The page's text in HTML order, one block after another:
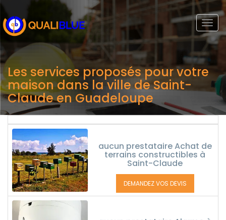
Les services proposés pour votre
maison dans la ville de Saint-
Claude en Guadeloupe
aucun prestataire Achat de
terrains constructibles à
Saint-Claude
DEMANDEZ VOS DEVIS